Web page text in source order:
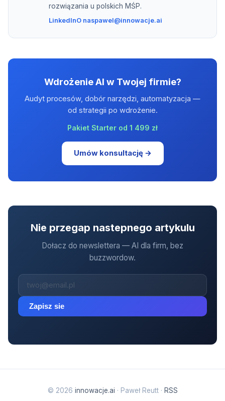
rozwiązania u polskich MŚP.
LinkedInO naspawel@innowacje.ai
Wdrożenie AI w Twojej firmie?
Audyt procesów, dobór narzędzi, automatyzacja —
od strategii po wdrożenie.
Pakiet Starter od 1 499 zł
Umów konsultację →
Nie przegap nastepnego artykulu
Dołacz do newslettera — AI dla firm, bez
buzzwordow.
Zapisz sie
© 2026 innowacje.ai · Paweł Reutt · RSS